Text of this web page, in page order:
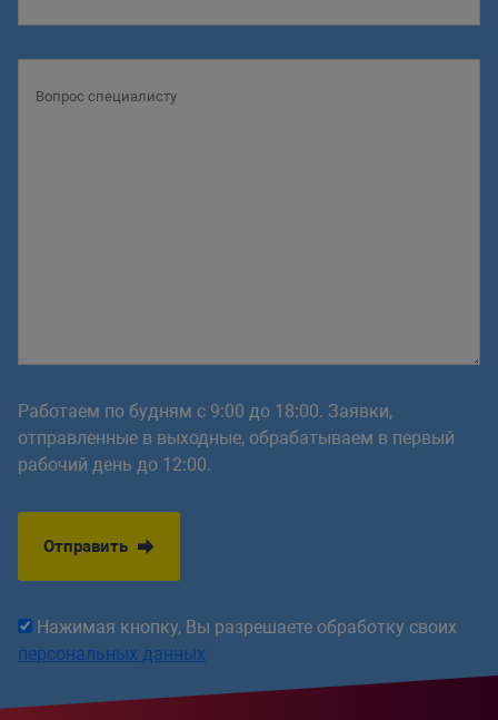
Работаем по будням с 9:00 до 18:00. Заявки,
отправленные в выходные, обрабатываем в первый
рабочий день до 12:00.
Отправить
Нажимая кнопку, Вы разрешаете обработку своих
персональных данных